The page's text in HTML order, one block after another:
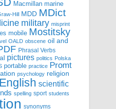
Macmillan marine
Hill MDD MDict
military misprint
mobile Mostitsky
OALD obscene oil and
Phrasal Verbs
pictures politics Polska
portable practice Promt
psychology religion
scientific
spelling sport students
synonyms